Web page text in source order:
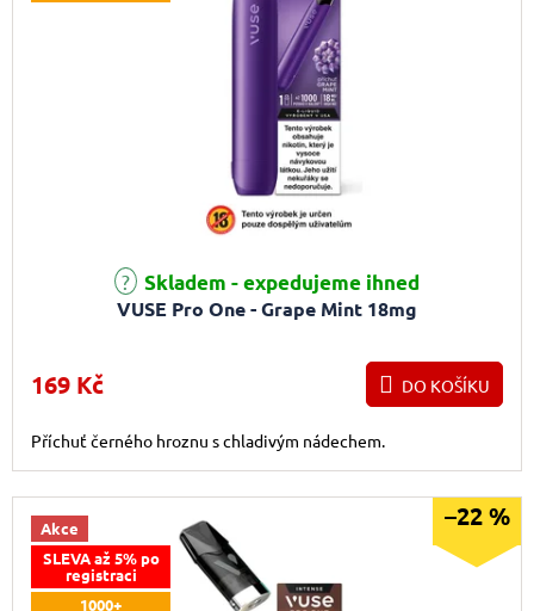
VUSE Pro One - Grape Mint 18mg
Skladem - expedujeme ihned
169 Kč DO KOŠÍKU
Příchuť černého hroznu s chladivým nádechem.
Akce
SLEVA až 5% po
registraci
1000+
–22 %